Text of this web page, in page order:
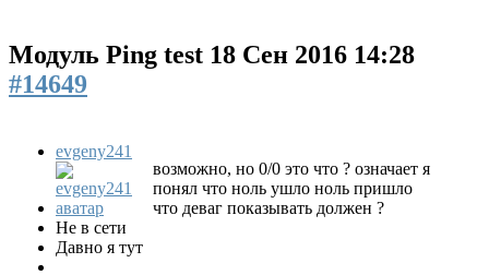
Модуль Ping test 18 Сен 2016 14:28
#14649
evgeny241
Не в сети
Давно я тут
возможно, но 0/0 это что ? означает я
понял что ноль ушло ноль пришло
что деваг показывать должен ?